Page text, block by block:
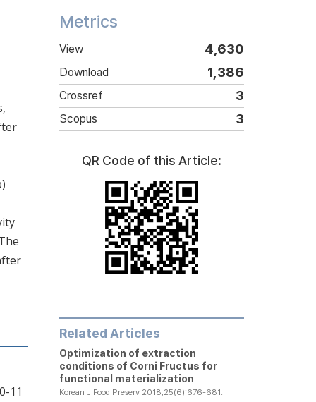
11
Metrics
View 4,630
Download 1,386
Crossref 3
Scopus 3
QR Code of this Article:
Related Articles
Optimization of extraction
conditions of Corni Fructus for
functional materialization
Korean J Food Preserv 2018;25(6):676-681.